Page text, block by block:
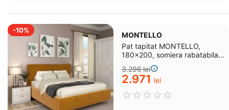
-10%
MONTELLO
Pat tapitat MONTELLO,
180x200, somiera rabatabila,
catifea Galben Mustar
3.296lei
2.971 lei